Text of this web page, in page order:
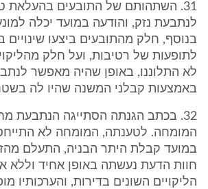
31. השתהותם של התובעים בהעלאת
לנתבעת נזק, והודעה במועד יכלה
בנוסף, חלק מהתובעים ביצעו שינויים
לתופעות של רטיבות, ועל חלק
לא התלוננו, באופן שהיה מאפשר
באמצעות קבלני המשנה שהיו לה
32. בכתב הגנתה הסתייגה הנתבעת
המומחה. לטענתה, המומחה לא
במועד קבלת היתר הבניה, התעלם
חוות הדעת נעשתה באופן אחיד וללא
הליקויים השונים בדירות, והערכותיו